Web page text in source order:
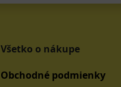
Všetko o nákupe
Obchodné podmienky